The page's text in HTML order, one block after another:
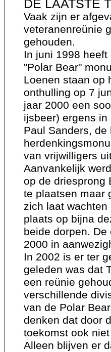
DE LAATSTE
Vaak zijn er
veteranenreünie
gehouden.
In juni 1998
"Polar Bear"
Loenen staan op
onthulling op 7
jaar 2000 een
ijsbeer) ergens
Paul Sanders,
van vrijwilligers
Aanvankelijk
op de driesprong
te plaatsen maar
zich laat
plaats op bijna
beide dorpen.
2000 in
In 2002 is er ter
geleden was dat
een reünie
verschillende
van de Polar
denken dat door
toekomst ook
Alleen blijven er